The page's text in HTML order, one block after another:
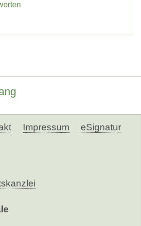
Impressum eSignatur